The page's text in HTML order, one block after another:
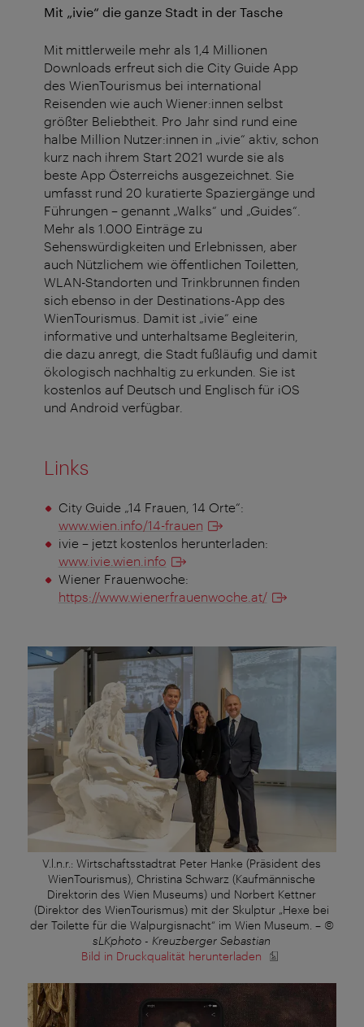
Mit „ivie“ die ganze Stadt in der Tasche
Mit mittlerweile mehr als 1,4 Millionen
Downloads erfreut sich die City Guide App
des WienTourismus bei international
Reisenden wie auch Wiener:innen selbst
größter Beliebtheit. Pro Jahr sind rund eine
halbe Million Nutzer:innen in „ivie“ aktiv, schon
kurz nach ihrem Start 2021 wurde sie als
beste App Österreichs ausgezeichnet. Sie
umfasst rund 20 kuratierte Spaziergänge und
Führungen – genannt „Walks“ und „Guides“.
Mehr als 1.000 Einträge zu
Sehenswürdigkeiten und Erlebnissen, aber
auch Nützlichem wie öffentlichen Toiletten,
WLAN-Standorten und Trinkbrunnen finden
sich ebenso in der Destinations-App des
WienTourismus. Damit ist „ivie“ eine
informative und unterhaltsame Begleiterin,
die dazu anregt, die Stadt fußläufig und damit
ökologisch nachhaltig zu erkunden. Sie ist
kostenlos auf Deutsch und Englisch für iOS
und Android verfügbar.
Links
CityGuide „14 Frauen, 14 Orte“:
www.wien.info/14-frauen
ivie – jetzt kostenlos herunterladen:
www.ivie.wien.info
Wiener Frauenwoche:
https://www.wienerfrauenwoche.at/
V.l.n.r.: Wirtschaftsstadtrat Peter Hanke (Präsident des
WienTourismus), Christina Schwarz (Kaufmännische
Direktorin des Wien Museums) und Norbert Kettner
(Direktor des WienTourismus) mit der Skulptur „Hexe bei
der Toilette für die Walpurgisnacht“ im Wien Museum. – ©
sLKphoto - Kreuzberger Sebastian
Bild in Druckqualität herunterladen